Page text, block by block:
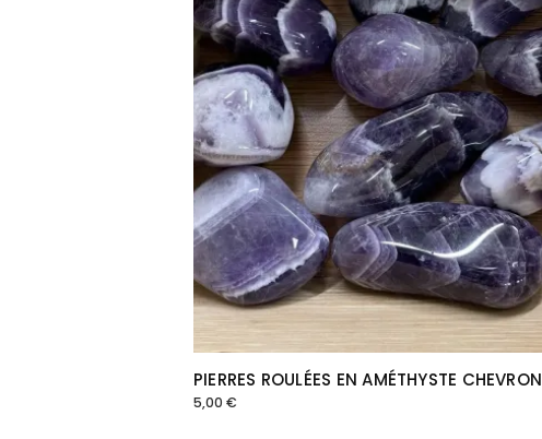
PIERRES ROULÉES EN AMÉTHYSTE CHEVRON
5,00 €